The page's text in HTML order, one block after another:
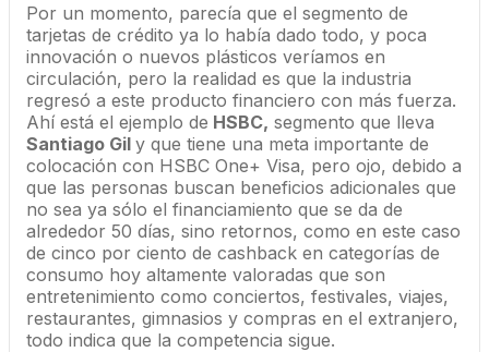
Por un momento, parecía que el segmento de
tarjetas de crédito ya lo había dado todo, y poca
innovación o nuevos plásticos veríamos en
circulación, pero la realidad es que la industria
regresó a este producto financiero con más fuerza.
Ahí está el ejemplo de HSBC, segmento que lleva
Santiago Gil y que tiene una meta importante de
colocación con HSBC One+ Visa, pero ojo, debido a
que las personas buscan beneficios adicionales que
no sea ya sólo el financiamiento que se da de
alrededor 50 días, sino retornos, como en este caso
de cinco por ciento de cashback en categorías de
consumo hoy altamente valoradas que son
entretenimiento como conciertos, festivales, viajes,
restaurantes, gimnasios y compras en el extranjero,
todo indica que la competencia sigue.